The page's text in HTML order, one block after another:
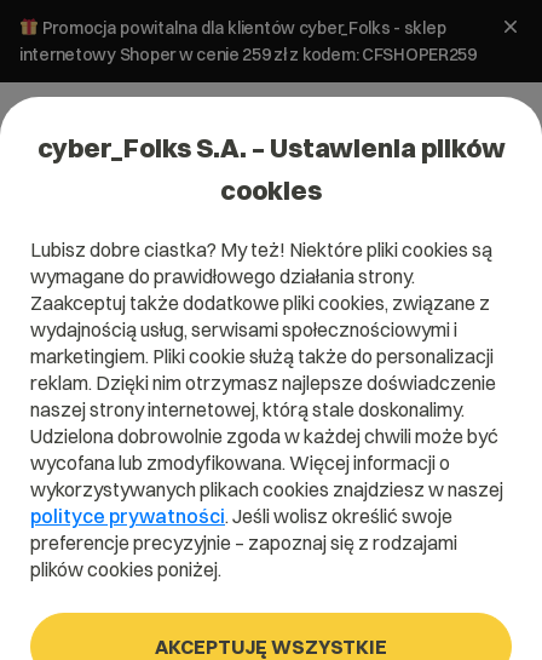
Promocja powitalna dla klientów cyber_Folks - sklep
internetowy Shoper w cenie 259 zł z kodem: CFSHOPER259
Domena .rich
Dla najbogatszych!
.rich
Szukaj
cyber_Folks S.A. – Ustawienia plików
cookies
Lubisz dobre ciastka? My też! Niektóre pliki cookies są
wymagane do prawidłowego działania strony.
Zaakceptuj także dodatkowe pliki cookies, związane z
wydajnością usług, serwisami społecznościowymi i
marketingiem. Pliki cookie służą także do personalizacji
reklam. Dzięki nim otrzymasz najlepsze doświadczenie
naszej strony internetowej, którą stale doskonalimy.
Udzielona dobrowolnie zgoda w każdej chwili może być
wycofana lub zmodyfikowana. Więcej informacji o
wykorzystywanych plikach cookies znajdziesz w naszej
polityce prywatności. Jeśli wolisz określić swoje
preferencje precyzyjnie – zapoznaj się z rodzajami
plików cookies poniżej.
AKCEPTUJĘ WSZYSTKIE